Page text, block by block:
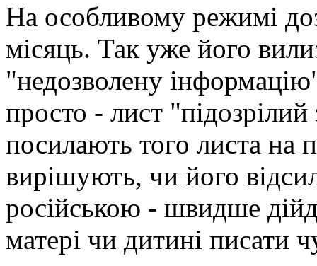
На особливому режимі
місяць. Так уже його
"недозволену
просто - лист
посилають того листа на
вирішують, чи його
російською - швидше
матері чи дитині писати